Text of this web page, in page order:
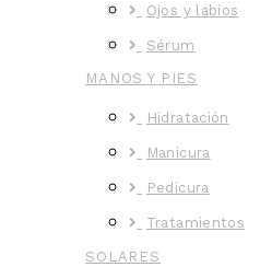
Ojos y labios
Sérum
MANOS Y PIES
Hidratación
Manicura
Pedicura
Tratamientos
SOLARES